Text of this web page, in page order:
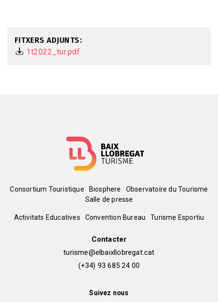
FITXERS ADJUNTS
1t2022_tur.pdf
Menú
del
Consortium Touristique Biosphere
Observatoire du Tourisme
Salle de presse
Peu
Activitats Educatives Convention Bureau Turisme Esportiu
Contacter
turisme@elbaixllobregat.cat
(+34) 93 685 24 00
Suivez nous